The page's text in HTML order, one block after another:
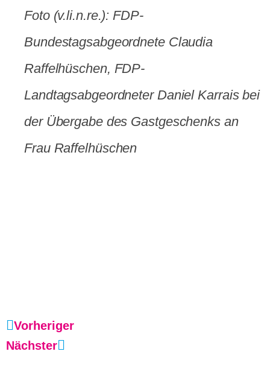
Foto (v.li.n.re.): FDP-
Bundestagsabgeordnete Claudia
Raffelhüschen, FDP-
Landtagsabgeordneter Daniel Karrais bei
der Übergabe des Gastgeschenks an
Frau Raffelhüschen
Vorheriger
Nächster